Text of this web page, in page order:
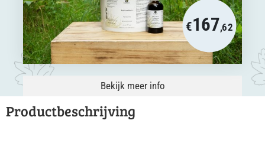
€167,62
Bekijk meer info
Productbeschrijving